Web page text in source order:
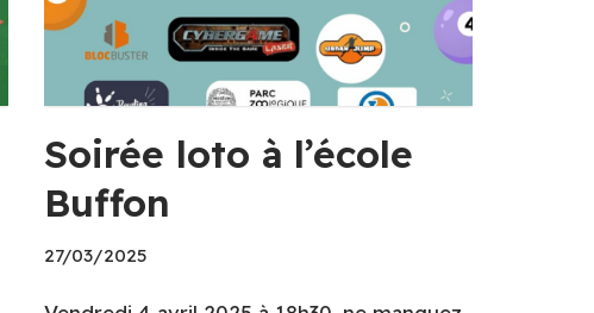
Soirée loto à l’école
Buffon
27/03/2025